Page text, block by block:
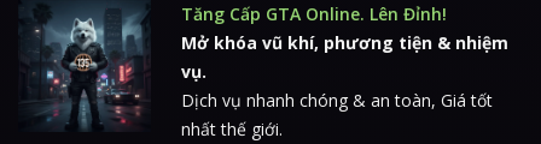
Tăng Cấp GTA Online. Lên Đỉnh!
Mở khóa vũ khí, phương tiện & nhiệm
vụ.
Dịch vụ nhanh chóng & an toàn, Giá tốt
nhất thế giới.